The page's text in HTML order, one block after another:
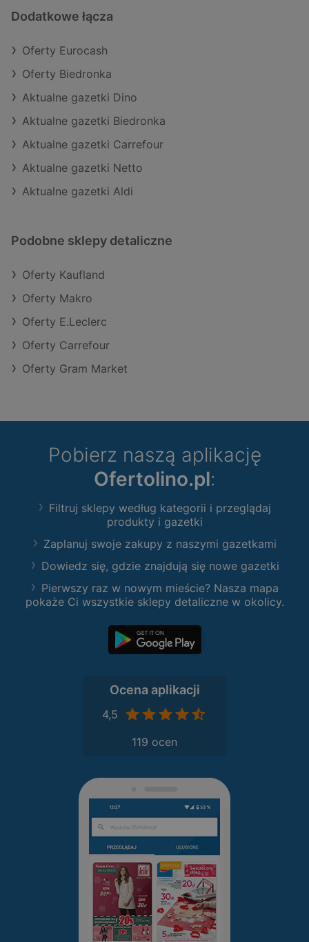
Dodatkowe łącza
Oferty Eurocash
Oferty Biedronka
Aktualne gazetki Dino
Aktualne gazetki Biedronka
Aktualne gazetki Carrefour
Aktualne gazetki Netto
Aktualne gazetki Aldi
Podobne sklepy detaliczne
Oferty Kaufland
Oferty Makro
Oferty E.Leclerc
Oferty Carrefour
Oferty Gram Market
Pobierz naszą aplikację
Ofertolino.pl:
Filtruj sklepy według kategorii i przeglądaj
produkty i gazetki
Zaplanuj swoje zakupy z naszymi gazetkami
Dowiedz się, gdzie znajdują się nowe gazetki
Pierwszy raz w nowym mieście? Nasza mapa
pokaże Ci wszystkie sklepy detaliczne w okolicy.
Ocena aplikacji
4,5
119 ocen